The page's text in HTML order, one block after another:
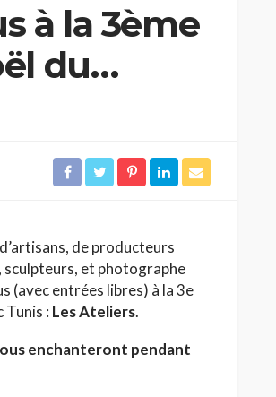
à la 3ème
du
de producteurs
sculpteurs, et photographe
(avec entrées libres) à la 3e
Tunis : Les Ateliers.
enchanteront pendant